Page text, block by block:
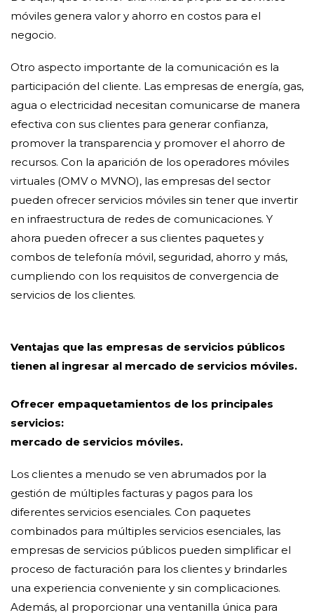
móviles genera valor y ahorro en costos para el
negocio.
Otro aspecto importante de la comunicación es la
participación del cliente. Las empresas de energía, gas,
agua o electricidad necesitan comunicarse de manera
efectiva con sus clientes para generar confianza,
promover la transparencia y promover el ahorro de
recursos. Con la aparición de los operadores móviles
virtuales (OMV o MVNO), las empresas del sector
pueden ofrecer servicios móviles sin tener que invertir
en infraestructura de redes de comunicaciones. Y
ahora pueden ofrecer a sus clientes paquetes y
combos de telefonía móvil, seguridad, ahorro y más,
cumpliendo con los requisitos de convergencia de
servicios de los clientes.
Ventajas que las empresas de servicios públicos
tienen al ingresar al mercado de servicios móviles.
Ofrecer empaquetamientos de los principales
servicios:
mercado de servicios móviles.
Los clientes a menudo se ven abrumados por la
gestión de múltiples facturas y pagos para los
diferentes servicios esenciales. Con paquetes
combinados para múltiples servicios esenciales, las
empresas de servicios públicos pueden simplificar el
proceso de facturación para los clientes y brindarles
una experiencia conveniente y sin complicaciones.
Además, al proporcionar una ventanilla única para